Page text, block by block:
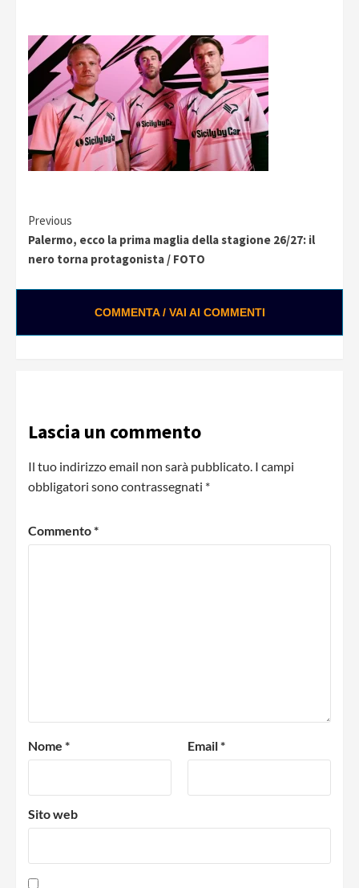
Continue
Reading
Previous
Palermo, ecco la prima maglia della stagione 26/27: il
nero torna protagonista / FOTO
COMMENTA / VAI AI COMMENTI
Lascia un commento
Il tuo indirizzo email non sarà pubblicato. I campi
obbligatori sono contrassegnati *
Commento*
Nome * Email*
Sito web